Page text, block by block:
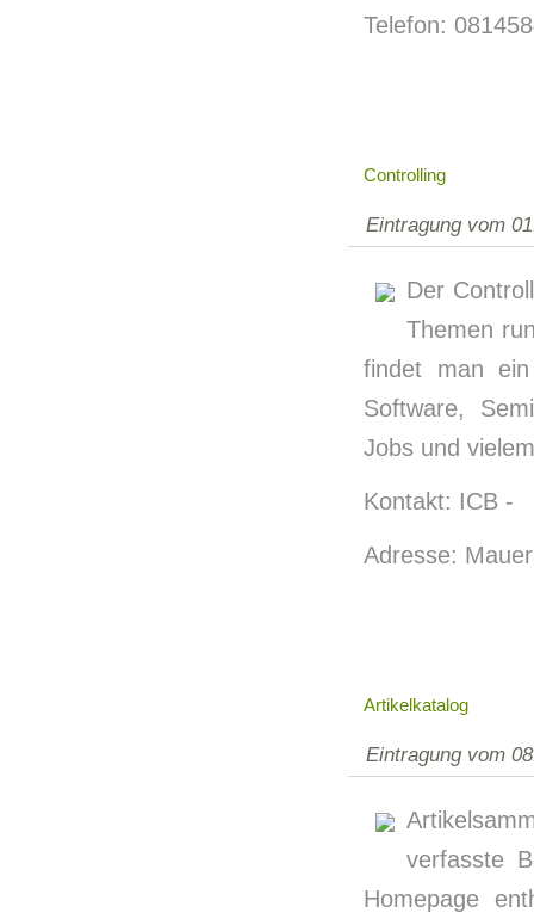
Telefon:
Controlling
Eintragung vom
Der
Themen
findet man ein
Software,
Jobs und
Kontakt: ICB -
Adresse:
Artikelkatalog
Eintragung vom
verfasste
Homepage